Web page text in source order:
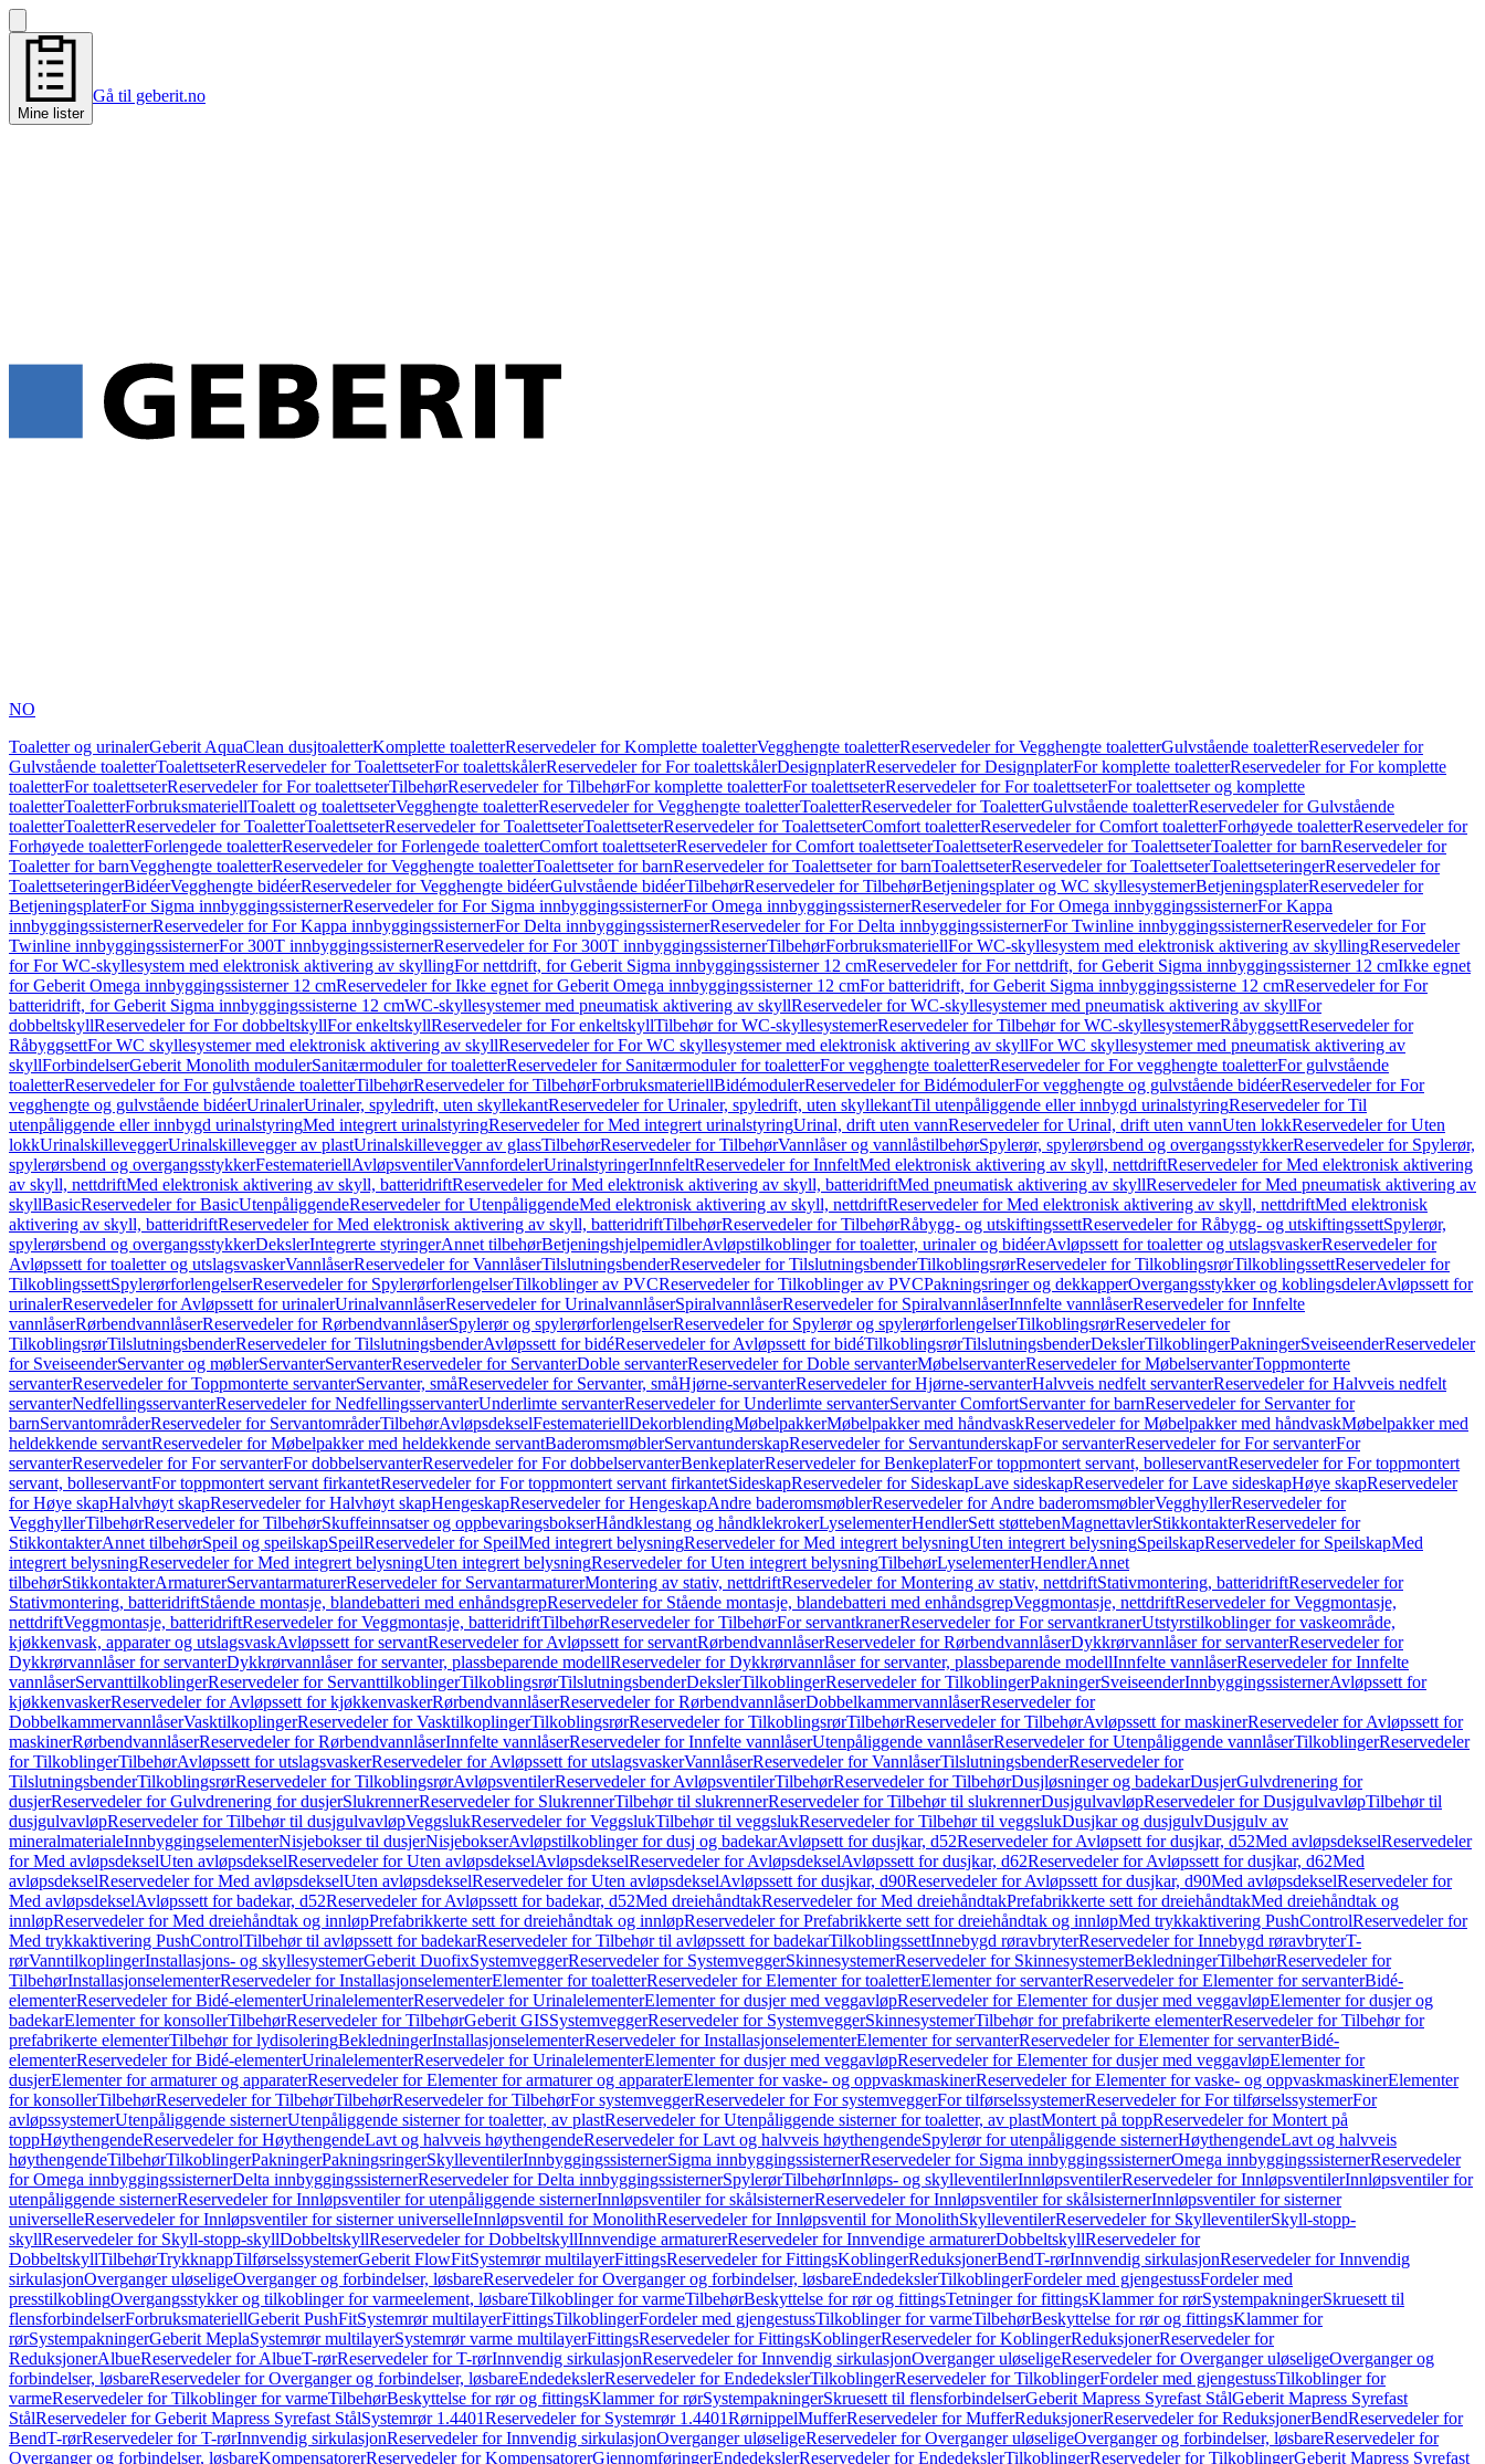
Mine lister
Gå til geberit.no
NO
Toaletter og urinalerGeberit AquaClean dusjtoaletterKomplette toaletterReservedeler for Komplette toaletterVegghengte toaletterReservedeler for Vegghengte toaletterGulvstående toaletterReservedeler for
Gulvstående toaletterToalettseterReservedeler for ToalettseterFor toalettskålerReservedeler for For toalettskålerDesignplaterReservedeler for DesignplaterFor komplette toaletterReservedeler for For komplette
toaletterFor toalettseterReservedeler for For toalettseterTilbehørReservedeler for TilbehørFor komplette toaletterFor toalettseterReservedeler for For toalettseterFor toalettseter og komplette
toaletterToaletterForbruksmateriellToalett og toalettseterVegghengte toaletterReservedeler for Vegghengte toaletterToaletterReservedeler for ToaletterGulvstående toaletterReservedeler for Gulvstående
toaletterToaletterReservedeler for ToaletterToalettseterReservedeler for ToalettseterToalettseterReservedeler for ToalettseterComfort toaletterReservedeler for Comfort toaletterForhøyede toaletterReservedeler for
Forhøyede toaletterForlengede toaletterReservedeler for Forlengede toaletterComfort toalettseterReservedeler for Comfort toalettseterToalettseterReservedeler for ToalettseterToaletter for barnReservedeler for
Toaletter for barnVegghengte toaletterReservedeler for Vegghengte toaletterToalettseter for barnReservedeler for Toalettseter for barnToalettseterReservedeler for ToalettseterToalettseteringerReservedeler for
ToalettseteringerBidéerVegghengte bidéerReservedeler for Vegghengte bidéerGulvstående bidéerTilbehørReservedeler for TilbehørBetjeningsplater og WC skyllesystemerBetjeningsplaterReservedeler for
BetjeningsplaterFor Sigma innbyggingssisternerReservedeler for For Sigma innbyggingssisternerFor Omega innbyggingssisternerReservedeler for For Omega innbyggingssisternerFor Kappa
innbyggingssisternerReservedeler for For Kappa innbyggingssisternerFor Delta innbyggingssisternerReservedeler for For Delta innbyggingssisternerFor Twinline innbyggingssisternerReservedeler for For
Twinline innbyggingssisternerFor 300T innbyggingssisternerReservedeler for For 300T innbyggingssisternerTilbehørForbruksmateriellFor WC-skyllesystem med elektronisk aktivering av skyllingReservedeler
for For WC-skyllesystem med elektronisk aktivering av skyllingFor nettdrift, for Geberit Sigma innbyggingssisterner 12 cmReservedeler for For nettdrift, for Geberit Sigma innbyggingssisterner 12 cmIkke egnet
for Geberit Omega innbyggingssisterner 12 cmReservedeler for Ikke egnet for Geberit Omega innbyggingssisterner 12 cmFor batteridrift, for Geberit Sigma innbyggingssisterne 12 cmReservedeler for For
batteridrift, for Geberit Sigma innbyggingssisterne 12 cmWC-skyllesystemer med pneumatisk aktivering av skyllReservedeler for WC-skyllesystemer med pneumatisk aktivering av skyllFor
dobbeltskyllReservedeler for For dobbeltskyllFor enkeltskyllReservedeler for For enkeltskyllTilbehør for WC-skyllesystemerReservedeler for Tilbehør for WC-skyllesystemerRåbyggsettReservedeler for
RåbyggsettFor WC skyllesystemer med elektronisk aktivering av skyllReservedeler for For WC skyllesystemer med elektronisk aktivering av skyllFor WC skyllesystemer med pneumatisk aktivering av
skyllForbindelserGeberit Monolith modulerSanitærmoduler for toaletterReservedeler for Sanitærmoduler for toaletterFor vegghengte toaletterReservedeler for For vegghengte toaletterFor gulvstående
toaletterReservedeler for For gulvstående toaletterTilbehørReservedeler for TilbehørForbruksmateriellBidémodulerReservedeler for BidémodulerFor vegghengte og gulvstående bidéerReservedeler for For
vegghengte og gulvstående bidéerUrinalerUrinaler, spyledrift, uten skyllekantReservedeler for Urinaler, spyledrift, uten skyllekantTil utenpåliggende eller innbygd urinalstyringReservedeler for Til
utenpåliggende eller innbygd urinalstyringMed integrert urinalstyringReservedeler for Med integrert urinalstyringUrinal, drift uten vannReservedeler for Urinal, drift uten vannUten lokkReservedeler for Uten
lokkUrinalskilleveggerUrinalskillevegger av plastUrinalskillevegger av glassTilbehørReservedeler for TilbehørVannlåser og vannlåstilbehørSpylerør, spylerørsbend og overgangsstykkerReservedeler for Spylerør,
spylerørsbend og overgangsstykkerFestemateriellAvløpsventilerVannfordelerUrinalstyringerInnfeltReservedeler for InnfeltMed elektronisk aktivering av skyll, nettdriftReservedeler for Med elektronisk aktivering
av skyll, nettdriftMed elektronisk aktivering av skyll, batteridriftReservedeler for Med elektronisk aktivering av skyll, batteridriftMed pneumatisk aktivering av skyllReservedeler for Med pneumatisk aktivering av
skyllBasicReservedeler for BasicUtenpåliggendeReservedeler for UtenpåliggendeMed elektronisk aktivering av skyll, nettdriftReservedeler for Med elektronisk aktivering av skyll, nettdriftMed elektronisk
aktivering av skyll, batteridriftReservedeler for Med elektronisk aktivering av skyll, batteridriftTilbehørReservedeler for TilbehørRåbygg- og utskiftingssettReservedeler for Råbygg- og utskiftingssettSpylerør,
spylerørsbend og overgangsstykkerDekslerIntegrerte styringerAnnet tilbehørBetjeningshjelpemidlerAvløpstilkoblinger for toaletter, urinaler og bidéerAvløpssett for toaletter og utslagsvaskerReservedeler for
Avløpssett for toaletter og utslagsvaskerVannlåserReservedeler for VannlåserTilslutningsbenderReservedeler for TilslutningsbenderTilkoblingsrørReservedeler for TilkoblingsrørTilkoblingssettReservedeler for
TilkoblingssettSpylerørforlengelserReservedeler for SpylerørforlengelserTilkoblinger av PVCReservedeler for Tilkoblinger av PVCPakningsringer og dekkapperOvergangsstykker og koblingsdelerAvløpssett for
urinalerReservedeler for Avløpssett for urinalerUrinalvannlåserReservedeler for UrinalvannlåserSpiralvannlåserReservedeler for SpiralvannlåserInnfelte vannlåserReservedeler for Innfelte
vannlåserRørbendvannlåserReservedeler for RørbendvannlåserSpylerør og spylerørforlengelserReservedeler for Spylerør og spylerørforlengelserTilkoblingsrørReservedeler for
TilkoblingsrørTilslutningsbenderReservedeler for TilslutningsbenderAvløpssett for bidéReservedeler for Avløpssett for bidéTilkoblingsrørTilslutningsbenderDekslerTilkoblingerPakningerSveiseenderReservedeler
for SveiseenderServanter og møblerServanterServanterReservedeler for ServanterDoble servanterReservedeler for Doble servanterMøbelservanterReservedeler for MøbelservanterToppmonterte
servanterReservedeler for Toppmonterte servanterServanter, småReservedeler for Servanter, småHjørne-servanterReservedeler for Hjørne-servanterHalvveis nedfelt servanterReservedeler for Halvveis nedfelt
servanterNedfellingsservanterReservedeler for NedfellingsservanterUnderlimte servanterReservedeler for Underlimte servanterServanter ComfortServanter for barnReservedeler for Servanter for
barnServantområderReservedeler for ServantområderTilbehørAvløpsdekselFestemateriellDekorblendingMøbelpakkerMøbelpakker med håndvaskReservedeler for Møbelpakker med håndvaskMøbelpakker med
heldekkende servantReservedeler for Møbelpakker med heldekkende servantBaderomsmøblerServantunderskapReservedeler for ServantunderskapFor servanterReservedeler for For servanterFor
servanterReservedeler for For servanterFor dobbelservanterReservedeler for For dobbelservanterBenkeplaterReservedeler for BenkeplaterFor toppmontert servant, bolleservantReservedeler for For toppmontert
servant, bolleservantFor toppmontert servant firkantetReservedeler for For toppmontert servant firkantetSideskapReservedeler for SideskapLave sideskapReservedeler for Lave sideskapHøye skapReservedeler
for Høye skapHalvhøyt skapReservedeler for Halvhøyt skapHengeskapReservedeler for HengeskapAndre baderomsmøblerReservedeler for Andre baderomsmøblerVegghyllerReservedeler for
VegghyllerTilbehørReservedeler for TilbehørSkuffeinnsatser og oppbevaringsbokserHåndklestang og håndklekrokerLyselementerHendlerSett støttebenMagnettavlerStikkontakterReservedeler for
StikkontakterAnnet tilbehørSpeil og speilskapSpeilReservedeler for SpeilMed integrert belysningReservedeler for Med integrert belysningUten integrert belysningSpeilskapReservedeler for SpeilskapMed
integrert belysningReservedeler for Med integrert belysningUten integrert belysningReservedeler for Uten integrert belysningTilbehørLyselementerHendlerAnnet
tilbehørStikkontakterArmaturerServantarmaturerReservedeler for ServantarmaturerMontering av stativ, nettdriftReservedeler for Montering av stativ, nettdriftStativmontering, batteridriftReservedeler for
Stativmontering, batteridriftStående montasje, blandebatteri med enhåndsgrepReservedeler for Stående montasje, blandebatteri med enhåndsgrepVeggmontasje, nettdriftReservedeler for Veggmontasje,
nettdriftVeggmontasje, batteridriftReservedeler for Veggmontasje, batteridriftTilbehørReservedeler for TilbehørFor servantkranerReservedeler for For servantkranerUtstyrstilkoblinger for vaskeområde,
kjøkkenvask, apparater og utslagsvaskAvløpssett for servantReservedeler for Avløpssett for servantRørbendvannlåserReservedeler for RørbendvannlåserDykkrørvannlåser for servanterReservedeler for
Dykkrørvannlåser for servanterDykkrørvannlåser for servanter, plassbeparende modellReservedeler for Dykkrørvannlåser for servanter, plassbeparende modellInnfelte vannlåserReservedeler for Innfelte
vannlåserServanttilkoblingerReservedeler for ServanttilkoblingerTilkoblingsrørTilslutningsbenderDekslerTilkoblingerReservedeler for TilkoblingerPakningerSveiseenderInnbyggingssisternerAvløpssett for
kjøkkenvaskerReservedeler for Avløpssett for kjøkkenvaskerRørbendvannlåserReservedeler for RørbendvannlåserDobbelkammervannlåserReservedeler for
DobbelkammervannlåserVasktilkoplingerReservedeler for VasktilkoplingerTilkoblingsrørReservedeler for TilkoblingsrørTilbehørReservedeler for TilbehørAvløpssett for maskinerReservedeler for Avløpssett for
maskinerRørbendvannlåserReservedeler for RørbendvannlåserInnfelte vannlåserReservedeler for Innfelte vannlåserUtenpåliggende vannlåserReservedeler for Utenpåliggende vannlåserTilkoblingerReservedeler
for TilkoblingerTilbehørAvløpssett for utslagsvaskerReservedeler for Avløpssett for utslagsvaskerVannlåserReservedeler for VannlåserTilslutningsbenderReservedeler for
TilslutningsbenderTilkoblingsrørReservedeler for TilkoblingsrørAvløpsventilerReservedeler for AvløpsventilerTilbehørReservedeler for TilbehørDusjløsninger og badekarDusjerGulvdrenering for
dusjerReservedeler for Gulvdrenering for dusjerSlukrennerReservedeler for SlukrennerTilbehør til slukrennerReservedeler for Tilbehør til slukrennerDusjgulvavløpReservedeler for DusjgulvavløpTilbehør til
dusjgulvavløpReservedeler for Tilbehør til dusjgulvavløpVeggslukReservedeler for VeggslukTilbehør til veggslukReservedeler for Tilbehør til veggslukDusjkar og dusjgulvDusjgulv av
mineralmaterialeInnbyggingselementerNisjebokser til dusjerNisjebokserAvløpstilkoblinger for dusj og badekarAvløpsett for dusjkar, d52Reservedeler for Avløpsett for dusjkar, d52Med avløpsdekselReservedeler
for Med avløpsdekselUten avløpsdekselReservedeler for Uten avløpsdekselAvløpsdekselReservedeler for AvløpsdekselAvløpssett for dusjkar, d62Reservedeler for Avløpssett for dusjkar, d62Med
avløpsdekselReservedeler for Med avløpsdekselUten avløpsdekselReservedeler for Uten avløpsdekselAvløpssett for dusjkar, d90Reservedeler for Avløpssett for dusjkar, d90Med avløpsdekselReservedeler for
Med avløpsdekselAvløpssett for badekar, d52Reservedeler for Avløpssett for badekar, d52Med dreiehåndtakReservedeler for Med dreiehåndtakPrefabrikkerte sett for dreiehåndtakMed dreiehåndtak og
innløpReservedeler for Med dreiehåndtak og innløpPrefabrikkerte sett for dreiehåndtak og innløpReservedeler for Prefabrikkerte sett for dreiehåndtak og innløpMed trykkaktivering PushControlReservedeler for
Med trykkaktivering PushControlTilbehør til avløpssett for badekarReservedeler for Tilbehør til avløpssett for badekarTilkoblingssettInnebygd røravbryterReservedeler for Innebygd røravbryterT-
rørVanntilkoplingerInstallasjons- og skyllesystemerGeberit DuofixSystemveggerReservedeler for SystemveggerSkinnesystemerReservedeler for SkinnesystemerBekledningerTilbehørReservedeler for
TilbehørInstallasjonselementerReservedeler for InstallasjonselementerElementer for toaletterReservedeler for Elementer for toaletterElementer for servanterReservedeler for Elementer for servanterBidé-
elementerReservedeler for Bidé-elementerUrinalelementerReservedeler for UrinalelementerElementer for dusjer med veggavløpReservedeler for Elementer for dusjer med veggavløpElementer for dusjer og
badekarElementer for konsollerTilbehørReservedeler for TilbehørGeberit GISSystemveggerReservedeler for SystemveggerSkinnesystemerTilbehør for prefabrikerte elementerReservedeler for Tilbehør for
prefabrikerte elementerTilbehør for lydisoleringBekledningerInstallasjonselementerReservedeler for InstallasjonselementerElementer for servanterReservedeler for Elementer for servanterBidé-
elementerReservedeler for Bidé-elementerUrinalelementerReservedeler for UrinalelementerElementer for dusjer med veggavløpReservedeler for Elementer for dusjer med veggavløpElementer for
dusjerElementer for armaturer og apparaterReservedeler for Elementer for armaturer og apparaterElementer for vaske- og oppvaskmaskinerReservedeler for Elementer for vaske- og oppvaskmaskinerElementer
for konsollerTilbehørReservedeler for TilbehørTilbehørReservedeler for TilbehørFor systemveggerReservedeler for For systemveggerFor tilførselssystemerReservedeler for For tilførselssystemerFor
avløpssystemerUtenpåliggende sisternerUtenpåliggende sisterner for toaletter, av plastReservedeler for Utenpåliggende sisterner for toaletter, av plastMontert på toppReservedeler for Montert på
toppHøythengendeReservedeler for HøythengendeLavt og halvveis høythengendeReservedeler for Lavt og halvveis høythengendeSpylerør for utenpåliggende sisternerHøythengendeLavt og halvveis
høythengendeTilbehørTilkoblingerPakningerPakningsringerSkylleventilerInnbyggingssisternerSigma innbyggingssisternerReservedeler for Sigma innbyggingssisternerOmega innbyggingssisternerReservedeler
for Omega innbyggingssisternerDelta innbyggingssisternerReservedeler for Delta innbyggingssisternerSpylerørTilbehørInnløps- og skylleventilerInnløpsventilerReservedeler for InnløpsventilerInnløpsventiler for
utenpåliggende sisternerReservedeler for Innløpsventiler for utenpåliggende sisternerInnløpsventiler for skålsisternerReservedeler for Innløpsventiler for skålsisternerInnløpsventiler for sisterner
universelleReservedeler for Innløpsventiler for sisterner universelleInnløpsventil for MonolithReservedeler for Innløpsventil for MonolithSkylleventilerReservedeler for SkylleventilerSkyll-stopp-
skyllReservedeler for Skyll-stopp-skyllDobbeltskyllReservedeler for DobbeltskyllInnvendige armaturerReservedeler for Innvendige armaturerDobbeltskyllReservedeler for
DobbeltskyllTilbehørTrykknappTilførselssystemerGeberit FlowFitSystemrør multilayerFittingsReservedeler for FittingsKoblingerReduksjonerBendT-rørInnvendig sirkulasjonReservedeler for Innvendig
sirkulasjonOverganger uløseligeOverganger og forbindelser, løsbareReservedeler for Overganger og forbindelser, løsbareEndedekslerTilkoblingerFordeler med gjengestussFordeler med
presstilkoblingOvergangsstykker og tilkoblinger for varmeelement, løsbareTilkoblinger for varmeTilbehørBeskyttelse for rør og fittingsTetninger for fittingsKlammer for rørSystempakningerSkruesett til
flensforbindelserForbruksmateriellGeberit PushFitSystemrør multilayerFittingsTilkoblingerFordeler med gjengestussTilkoblinger for varmeTilbehørBeskyttelse for rør og fittingsKlammer for
rørSystempakningerGeberit MeplaSystemrør multilayerSystemrør varme multilayerFittingsReservedeler for FittingsKoblingerReservedeler for KoblingerReduksjonerReservedeler for
ReduksjonerAlbueReservedeler for AlbueT-rørReservedeler for T-rørInnvendig sirkulasjonReservedeler for Innvendig sirkulasjonOverganger uløseligeReservedeler for Overganger uløseligeOverganger og
forbindelser, løsbareReservedeler for Overganger og forbindelser, løsbareEndedekslerReservedeler for EndedekslerTilkoblingerReservedeler for TilkoblingerFordeler med gjengestussTilkoblinger for
varmeReservedeler for Tilkoblinger for varmeTilbehørBeskyttelse for rør og fittingsKlammer for rørSystempakningerSkruesett til flensforbindelserGeberit Mapress Syrefast StålGeberit Mapress Syrefast
StålReservedeler for Geberit Mapress Syrefast StålSystemrør 1.4401Reservedeler for Systemrør 1.4401RørnippelMufferReservedeler for MufferReduksjonerReservedeler for ReduksjonerBendReservedeler for
BendT-rørReservedeler for T-rørInnvendig sirkulasjonReservedeler for Innvendig sirkulasjonOverganger uløseligeReservedeler for Overganger uløseligeOverganger og forbindelser, løsbareReservedeler for
Overganger og forbindelser, løsbareKompensatorerReservedeler for KompensatorerGjennomføringerEndedekslerReservedeler for EndedekslerTilkoblingerReservedeler for TilkoblingerGeberit Mapress Syrefast